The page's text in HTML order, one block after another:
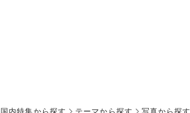
国内特集から探す テーマから探す 写真から探す